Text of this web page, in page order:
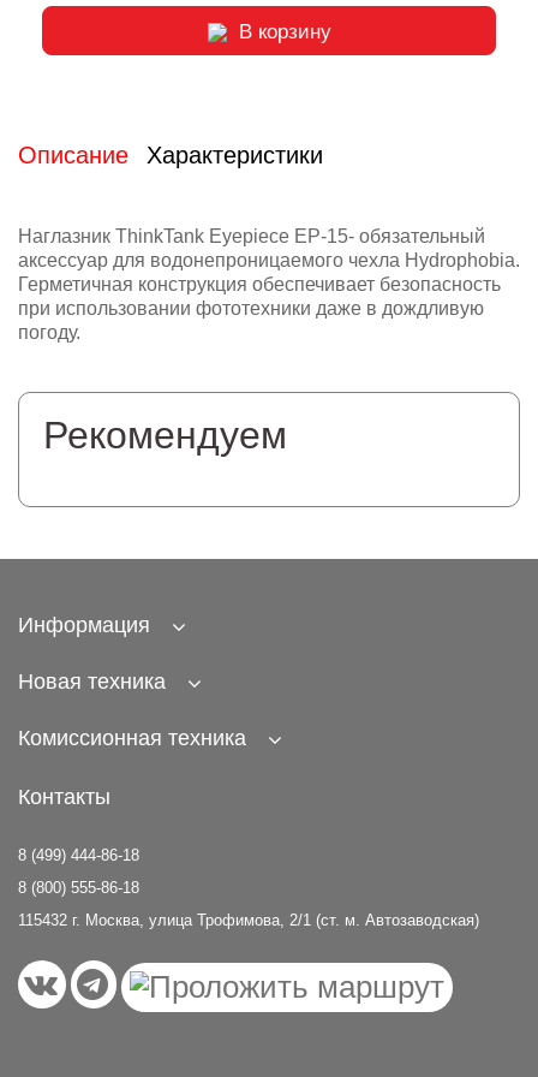
В корзину
Описание Характеристики
Наглазник ThinkTank Eyepiece EP-15- обязательный
аксессуар для водонепроницаемого чехла Hydrophobia.
Герметичная конструкция обеспечивает безопасность
при использовании фототехники даже в дождливую
погоду.
Рекомендуем
Информация
Новая техника
Комиссионная техника
Контакты
8 (499) 444-86-18
8 (800) 555-86-18
115432 г. Москва, улица Трофимова, 2/1 (ст. м. Автозаводская)